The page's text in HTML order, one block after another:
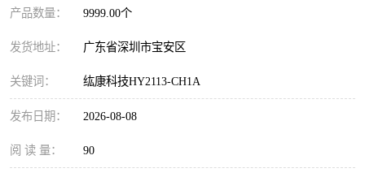
产品数量： 9999.00个
发货地址： 广东省深圳市宝安区
关键词： 纮康科技HY2113-CH1A
发布日期： 2026-08-08
阅 读 量： 90